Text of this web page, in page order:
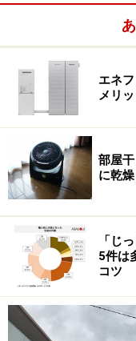
そんな方々に対し
せていたとはいえ、
エネ
メリッ
部屋
に乾
「じ
5件は
コツ